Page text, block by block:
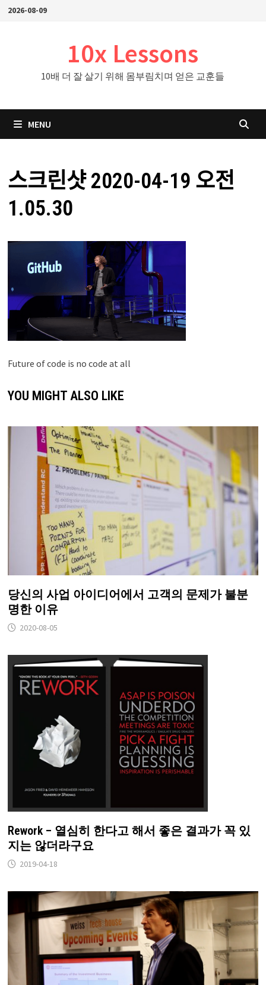
Skip2026-08-09
10x Lessons
10배 더 잘 살기 위해 몸부림치며 얻은 교훈들
MENU
스크린샷 2020-04-19 오전
1.05.30
Future of code is no code at all
YOU MIGHT ALSO LIKE
당신의 사업 아이디어에서 고객의 문제가 불분
명한 이유
2020-08-05
Rework – 열심히 한다고 해서 좋은 결과가 꼭 있
지는 않더라구요
2019-04-18